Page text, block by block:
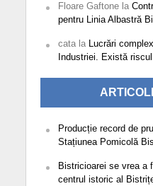
Floare Gaftonela
pentru Linia Albastră
catala Lucrări
Industriei. Există
Producție record de
Stațiunea Pomicolă
Bistricioarei se vrea a
centrul istoric al